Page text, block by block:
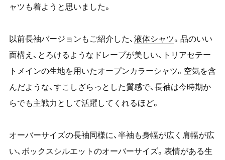
ャツも着ようと思いました。
以前長袖バージョンもご紹介した、 液体シャツ。品のいい
面構え、とろけるようなドレープが美しい、トリアセテー
トメインの生地を用いたオープンカラーシャツ。空気を含
んだような、すこしざらっとした質感で、長袖は今時期か
らでも主戦力として活躍してくれるほど。
オーバーサイズの長袖同様に、半袖も身幅が広く肩幅が広
い、ボックスシルエットのオーバーサイズ。表情がある生